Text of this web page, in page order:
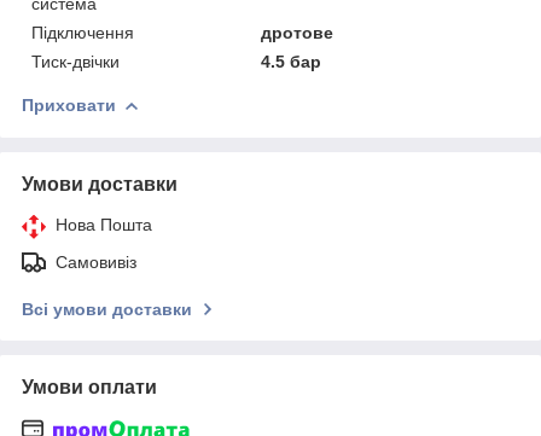
Підключення
дротове
Тиск-двічки
4.5 бар
Приховати
Умови доставки
Нова Пошта
Самовивіз
Всі умови доставки
Умови оплати